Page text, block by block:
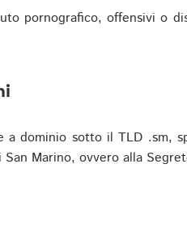
pornografico, offensivi o
dominio sotto il TLD .sm,
Marino, ovvero alla